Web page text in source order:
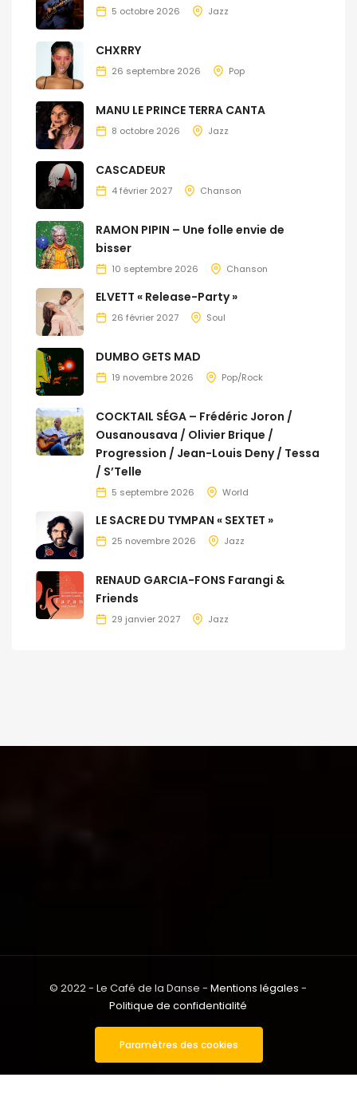
5 octobre 2026 Jazz
CHXRRY
26 septembre 2026 Pop
MANU LE PRINCE TERRA CANTA
8 octobre 2026 Jazz
CASCADEUR
4 février 2027 Chanson
RAMON PIPIN – Une folle envie de
bisser
10 septembre 2026 Chanson
ELVETT « Release-Party »
26 février 2027 Soul
DUMBO GETS MAD
19 novembre 2026 Pop/Rock
COCKTAIL SÉGA – Frédéric Joron /
Ousanousava / Olivier Brique /
Progression / Jean-Louis Deny / Tessa
/ S’Telle
5 septembre 2026 World
LE SACRE DU TYMPAN « SEXTET »
25 novembre 2026 Jazz
RENAUD GARCIA-FONS Farangi &
Friends
29 janvier 2027 Jazz
© 2022 - Le Café de la Danse -Mentions légales -
Politique de confidentialité
Paramètres des cookies